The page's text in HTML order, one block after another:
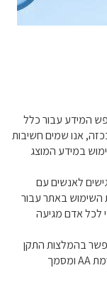
המידע עבור כלל
אנו שמים חשיבות
במידע המוצג
לאנשים עם
השימוש באתר עבור
לכל אדם מגיעה
בהמלצות התקן
הישראלי (ת"י 5568) לנגישות תכנים באינטרנט ברמת AA ומסמך